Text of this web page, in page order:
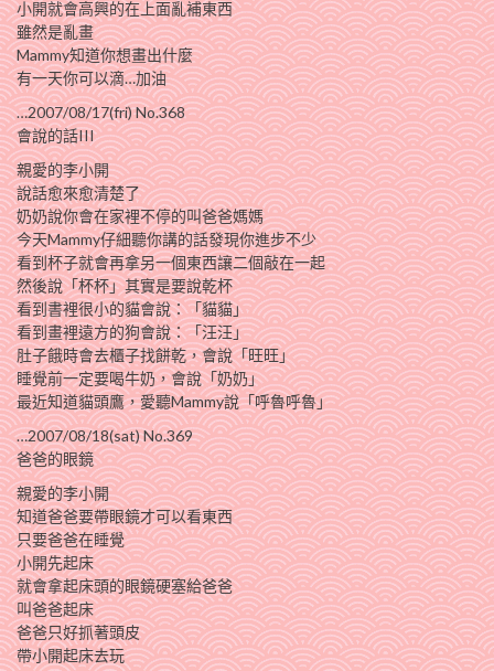
小開就會高興的在上面亂補東西
雖然是亂畫
Mammy知道你想畫出什麼
有一天你可以滴…加油
…2007/08/17(fri) No.368
會說的話III
親愛的李小開
說話愈來愈清楚了
奶奶說你會在家裡不停的叫爸爸媽媽
今天Mammy仔細聽你講的話發現你進步不少
看到杯子就會再拿另一個東西讓二個敲在一起
然後說「杯杯」其實是要說乾杯
看到書裡很小的貓會說：「貓貓」
看到畫裡遠方的狗會說：「汪汪」
肚子餓時會去櫃子找餅乾，會說「旺旺」
睡覺前一定要喝牛奶，會說「奶奶」
最近知道貓頭鷹，愛聽Mammy說「呼魯呼魯」
…2007/08/18(sat) No.369
爸爸的眼鏡
親愛的李小開
知道爸爸要帶眼鏡才可以看東西
只要爸爸在睡覺
小開先起床
就會拿起床頭的眼鏡硬塞給爸爸
叫爸爸起床
爸爸只好抓著頭皮
帶小開起床去玩